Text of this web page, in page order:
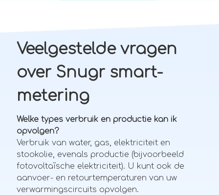
Veelgestelde vragen
over Snugr smart-
metering
Welke types verbruik en productie kan ik
opvolgen?
Verbruik van water, gas, elektriciteit en
stookolie, evenals productie (bijvoorbeeld
fotovoltaïsche elektriciteit). U kunt ook de
aanvoer- en retourtemperaturen van uw
verwarmingscircuits opvolgen.